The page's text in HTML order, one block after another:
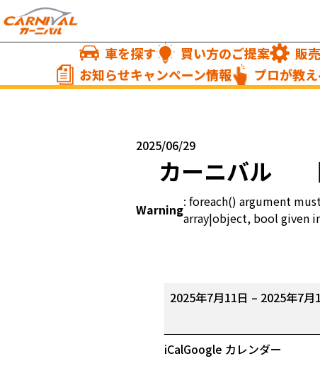
車を探す 買い方のご提案
販
お知らせキャンペーン情報
プロが教え
2025/06/29
カーニバル
Warning: foreach() argument
array|object, bool given
カ
ニ
バ
2025年7月11日 – 2025年7月
iCalGoogle カレンダー